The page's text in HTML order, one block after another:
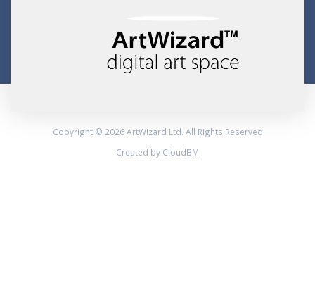
Copyright © 2026 ArtWizard Ltd. All Rights Reserved
Created by CloudBM